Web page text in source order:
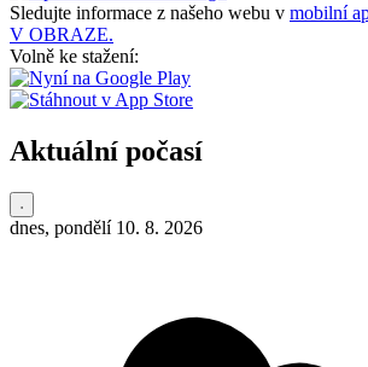
Sledujte informace z našeho webu v mobilní
V OBRAZE.
Volně ke stažení:
Aktuální počasí
dnes, pondělí 10. 8. 2026